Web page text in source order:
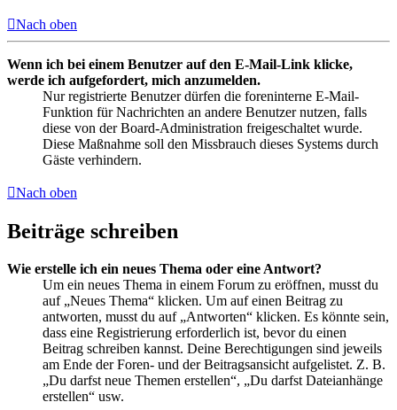
Nach oben
Wenn ich bei einem Benutzer auf den E-Mail-Link klicke,
werde ich aufgefordert, mich anzumelden.
Nur registrierte Benutzer dürfen die foreninterne E-Mail-
Funktion für Nachrichten an andere Benutzer nutzen, falls
diese von der Board-Administration freigeschaltet wurde.
Diese Maßnahme soll den Missbrauch dieses Systems durch
Gäste verhindern.
Nach oben
Beiträge schreiben
Wie erstelle ich ein neues Thema oder eine Antwort?
Um ein neues Thema in einem Forum zu eröffnen, musst du
auf „Neues Thema“ klicken. Um auf einen Beitrag zu
antworten, musst du auf „Antworten“ klicken. Es könnte sein,
dass eine Registrierung erforderlich ist, bevor du einen
Beitrag schreiben kannst. Deine Berechtigungen sind jeweils
am Ende der Foren- und der Beitragsansicht aufgelistet. Z. B.
„Du darfst neue Themen erstellen“, „Du darfst Dateianhänge
erstellen“ usw.